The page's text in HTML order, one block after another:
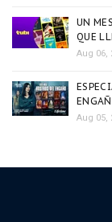
UN
QUE
Aug 06,
Aug 05,